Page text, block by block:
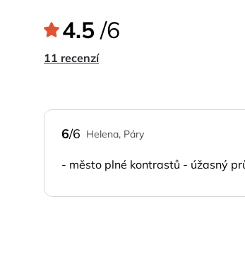
4.5 /6
11 recenzí
6/6 Helena, Páry
- město plné kontrastů - úžasný